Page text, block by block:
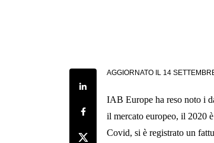
Share on LinkedIn
Share on Facebook
Share on Twitter
AGGIORNATO IL 14
IAB Europe ha reso noto i
il mercato europeo, il 2020
Covid, si è registrato un